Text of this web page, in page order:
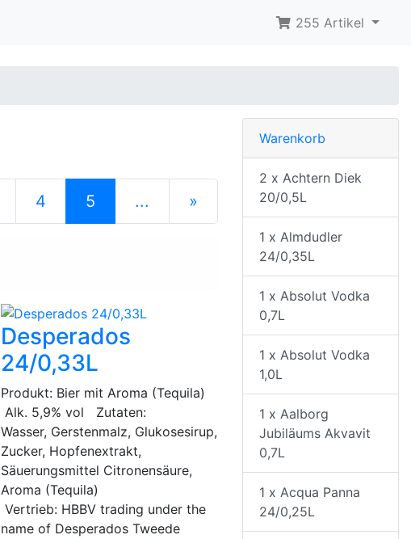
255 Artikel
4 5 (current)
... »
Desperados
24/0,33L
Produkt: Bier mit Aroma (Tequila)
Alk. 5,9% vol Zutaten:
Wasser, Gerstenmalz, Glukosesirup,
Zucker, Hopfenextrakt,
Säuerungsmittel Citronensäure,
Aroma (Tequila)
Vertrieb: HBBV trading under the
name of Desperados Tweede
Warenkorb
2 x Achtern Diek
20/0,5L
1 x Almdudler
24/0,35L
1 x Absolut Vodka
0,7L
1 x Absolut Vodka
1,0L
1 x Aalborg
Jubiläums Akvavit
0,7L
1 x Acqua Panna
24/0,25L